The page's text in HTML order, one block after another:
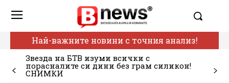
Най-важните новини с точния анализ!
Звезда на БТВ изуми всички с
порасналите си дини без грам силикон!
СНИМКИ